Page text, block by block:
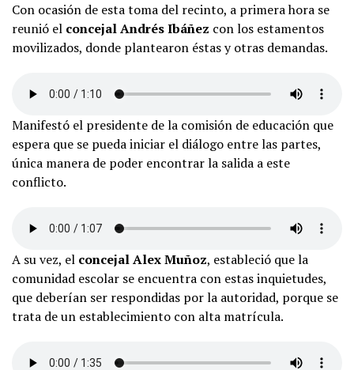
Con ocasión de esta toma del recinto, a primera hora se
reunió el concejal Andrés Ibáñez con los estamentos
movilizados, donde plantearon éstas y otras demandas.
Manifestó el presidente de la comisión de educación que
espera que se pueda iniciar el diálogo entre las partes,
única manera de poder encontrar la salida a este
conflicto.
A su vez, el concejal Alex Muñoz, estableció que la
comunidad escolar se encuentra con estas inquietudes,
que deberían ser respondidas por la autoridad, porque se
trata de un establecimiento con alta matrícula.